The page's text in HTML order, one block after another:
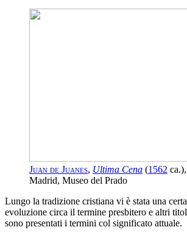
Juan de Juanes, Ultima Cena (1562
Madrid, Museo del Prado
Lungo la tradizione cristiana vi è stata una
evoluzione circa il termine presbitero e altri
sono presentati i termini col significato attuale.